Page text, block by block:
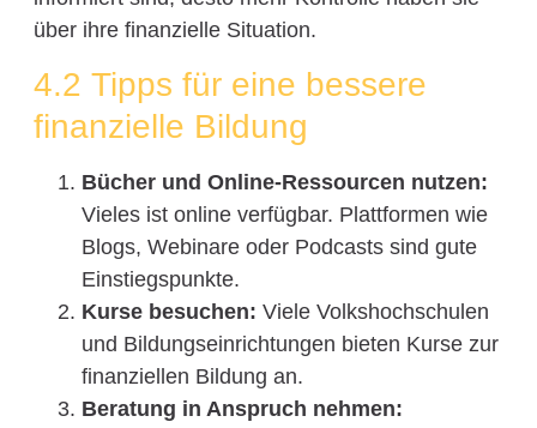
über ihre finanzielle Situation.
4.2 Tipps für eine bessere
finanzielle Bildung
Bücher und Online-Ressourcen nutzen:
Vieles ist online verfügbar. Plattformen wie
Blogs, Webinare oder Podcasts sind gute
Einstiegspunkte.
Kurse besuchen: Viele Volkshochschulen
und Bildungseinrichtungen bieten Kurse zur
finanziellen Bildung an.
Beratung in Anspruch nehmen: